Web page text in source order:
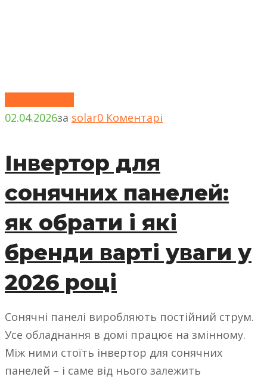
02.04.2026за solar0 Коментарі
Інвертор для
сонячних панелей:
як обрати і які
бренди варті уваги у
2026 році
Сонячні панелі виробляють постійний струм.
Усе обладнання в домі працює на змінному.
Між ними стоїть інвертор для сонячних
панелей – і саме від нього залежить